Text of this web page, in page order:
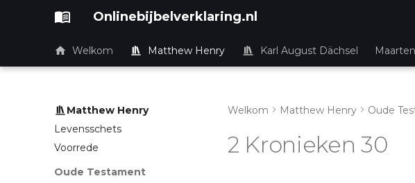
Onlinebijbelverklaring.nl
Welkom Matthew Henry Karl August Dächsel
Matthew Henry
Levensschets
Voorrede
Oude Testament
Welkom Matthew Henry Oude
2 Kronieken 30